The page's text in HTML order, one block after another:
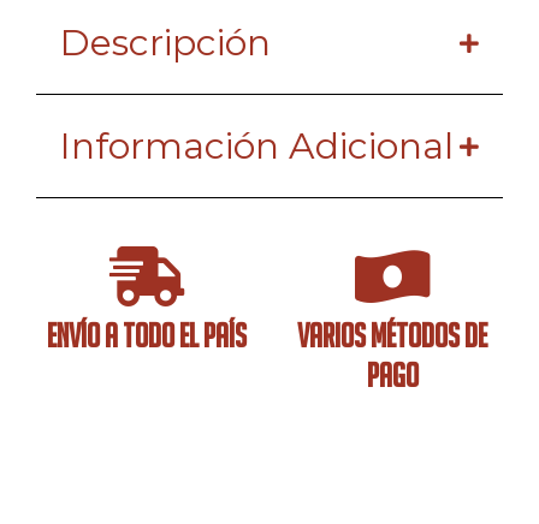
ENVÍO A TODO EL PAÍS
VARIOS MÉTODOS DE
PAGO
Descripción
Información Adicional